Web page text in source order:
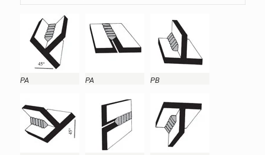
PA PA PB